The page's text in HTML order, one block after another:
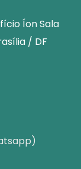
Íon Sala
/ DF